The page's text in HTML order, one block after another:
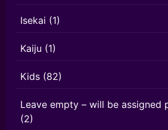
Isekai (1)
Kaiju (1)
Kids (82)
Leave empty – will be assigned
(2)